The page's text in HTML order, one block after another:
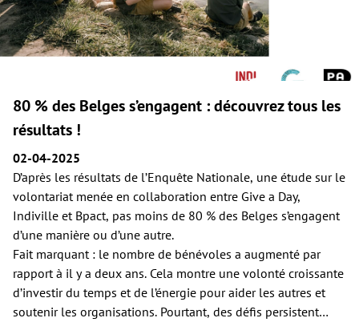
80 % des Belges s’engagent : découvrez tous les
résultats !
02-04-2025
D’après les résultats de l’Enquête Nationale, une étude sur le
volontariat menée en collaboration entre Give a Day,
Indiville et Bpact, pas moins de 80 % des Belges s’engagent
d’une manière ou d’une autre.
Fait marquant : le nombre de bénévoles a augmenté par
rapport à il y a deux ans. Cela montre une volonté croissante
d’investir du temps et de l’énergie pour aider les autres et
soutenir les organisations. Pourtant, des défis persistent